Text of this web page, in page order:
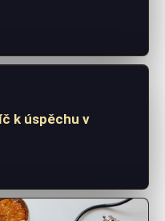
k úspěchu v